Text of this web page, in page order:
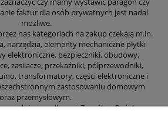
faktur dla osób prywatnych jest nadal
możliwe.
nas kategoriach na zakup czekają m.in.
narzędzia, elementy mechaniczne płytki
elektroniczne, bezpieczniki, obudowy,
zasilacze, przekaźniki, półprzewodniki,
transformatory, części elektroniczne i
zastosowaniu domowym
oraz przemysłowym.
wysyłkowej. Z myślą o Państwa